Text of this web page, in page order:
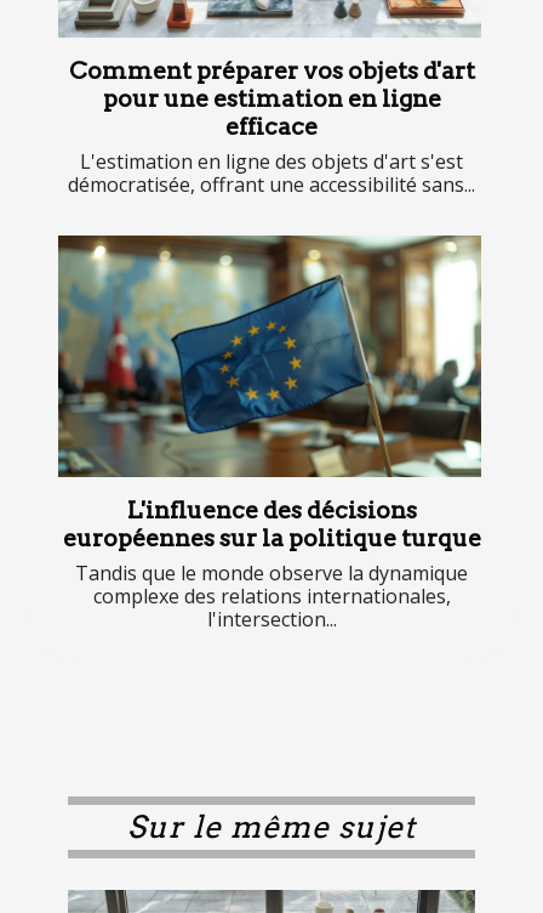
Comment préparer vos objets d'art
pour une estimation en ligne
efficace
L'estimation en ligne des objets d'art s'est
démocratisée, offrant une accessibilité sans...
L'influence des décisions
européennes sur la politique turque
Tandis que le monde observe la dynamique
complexe des relations internationales,
l'intersection...
Sur le même sujet